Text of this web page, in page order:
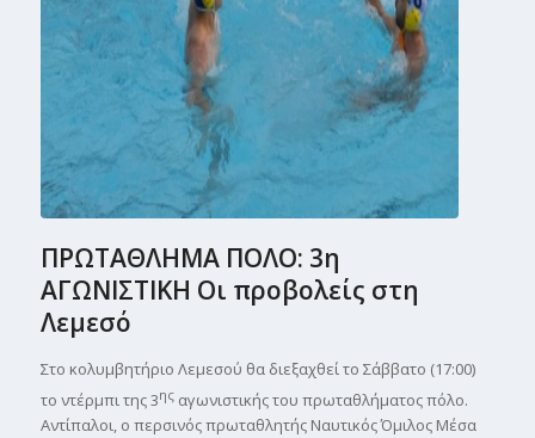
ΠΡΩΤΑΘΛΗΜΑ ΠΟΛΟ: 3η
ΑΓΩΝΙΣΤΙΚΗ Οι προβολείς στη
Λεμεσό
Στο κολυμβητήριο Λεμεσού θα διεξαχθεί το Σάββατο (17:00)
το ντέρμπι της 3ηςαγωνιστικής του πρωταθλήματος πόλο.
Αντίπαλοι, ο περσινός πρωταθλητής Ναυτικός Όμιλος Μέσα